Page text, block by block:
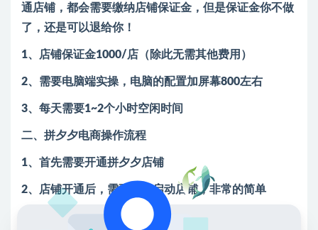
通店铺，都会需要缴纳店铺保证金，但是保证金你不做
了，还是可以退给你！
1、店铺保证金1000/店（除此无需其他费用）
2、需要电脑端实操，电脑的配置加屏幕800左右
3、每天需要1~2个小时空闲时间
二、拼夕夕电商操作流程
1、首先需要开通拼夕夕店铺
2、店铺开通后，需要运营启动店铺，非常的简单
3、店铺搞定后，需要选择合适的商品上架店铺，等待